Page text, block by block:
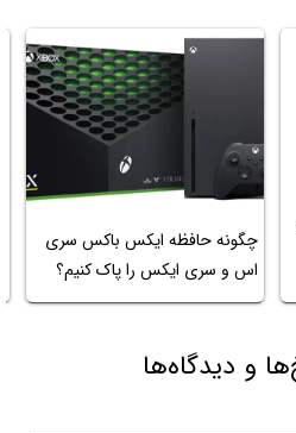
چگونه حافظه ایکس باکس سری
اس و سری ایکس را پاک کنیم؟
و دیدگاه‌ها